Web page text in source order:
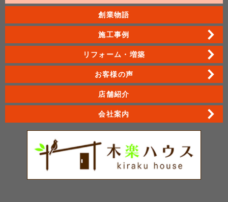
創業物語
施工事例
リフォーム・増築
お客様の声
店舗紹介
会社案内